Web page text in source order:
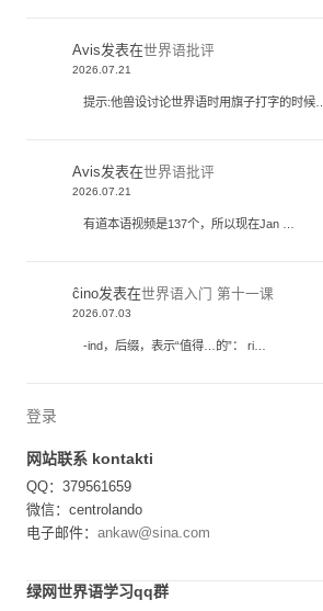
Avis发表在世界语批评
2026.07.21
提示:他兽设讨论世界语时用旗子打字的时候…
Avis发表在世界语批评
2026.07.21
有道本语视频是137个，所以现在Jan …
ĉino发表在世界语入门 第十一课
2026.07.03
-ind，后缀，表示“值得…的”： ri…
登录
网站联系 kontakti
QQ：379561659
微信：centrolando
电子邮件： ankaw@sina.com
绿网世界语学习qq群